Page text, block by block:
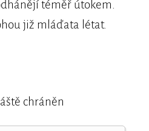
téměř útokem.
již mláďata létat.
chráněn